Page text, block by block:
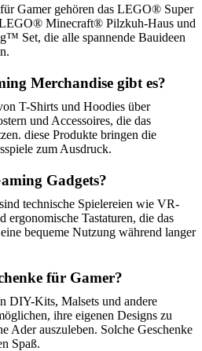
Gamer gehören das LEGO® Super
Minecraft® Pilzkuh-Haus und
Set, die alle spannende Bauideen
Merchandise gibt es?
T-Shirts und Hoodies über
und Accessoires, die das
diese Produkte bringen die
zum Ausdruck.
Gadgets?
technische Spielereien wie VR-
ergonomische Tastaturen, die das
bequeme Nutzung während langer
für Gamer?
DIY-Kits, Malsets und andere
ihre eigenen Designs zu
Ader auszuleben. Solche Geschenke
Spaß.